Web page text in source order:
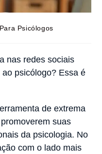
Psicólogos
nas redes sociais
psicólogo? Essa é
de extrema
suas
da psicologia. No
com o lado mais